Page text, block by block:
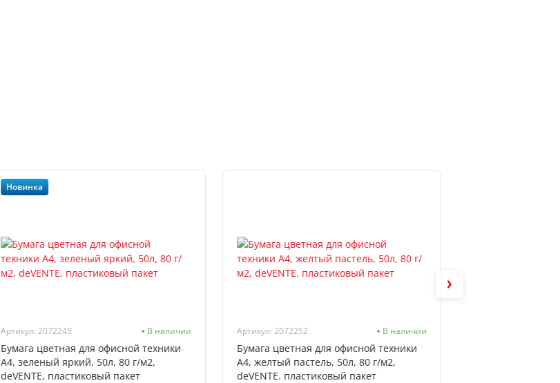
Новинка
Артикул: 2072245 В наличии
Бумага цветная для офисной техники
А4, зеленый яркий, 50л, 80 г/м2,
deVENTE, пластиковый пакет
Артикул: 2072252 В наличии
Бумага цветная для офисной техники
А4, желтый пастель, 50л, 80 г/м2,
deVENTE. пластиковый пакет